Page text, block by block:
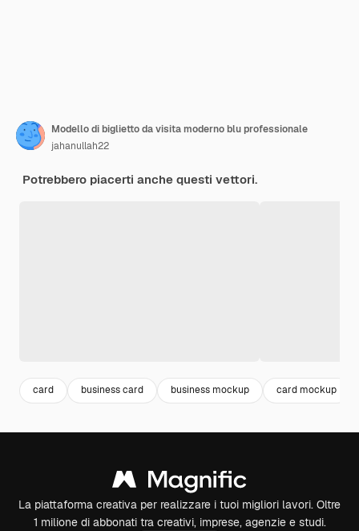
Modello di biglietto da visita moderno blu professionale
jahanullah22
Potrebbero piacerti anche questi vettori.
card business card business mockup card mockup
La piattaforma creativa per realizzare i tuoi migliori lavori. Oltre
1 milione di abbonati tra creativi, imprese, agenzie e studi.